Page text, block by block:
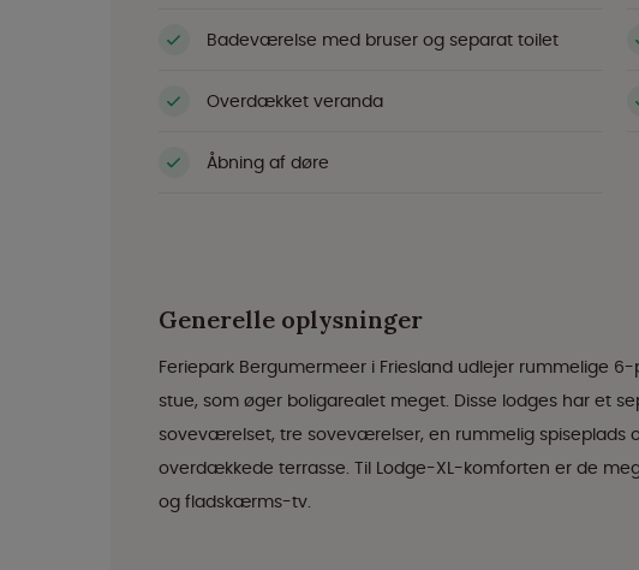
Badeværelse med bruser og separat toilet
Overdækket veranda
Åbning af døre
Generelle oplysninger
Feriepark Bergumermeer i Friesland udlejer rummelige
stue, som øger boligarealet meget. Disse lodges har et
soveværelset, tre soveværelser, en rummelig
overdækkede terrasse. Til Lodge-XL-komforten er de
og fladskærms-tv.